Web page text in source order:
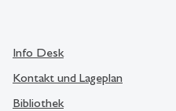
Info Desk
Kontakt und Lageplan
Bibliothek